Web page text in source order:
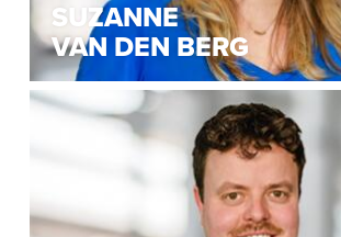
SUZANNE
VAN DEN BERG